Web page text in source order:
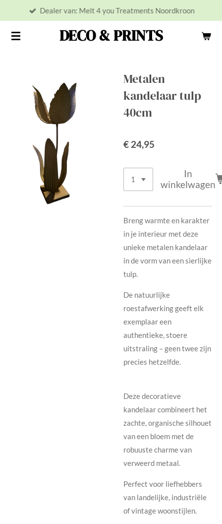
naar
DECO & PRINTS
Dealer van: Melt 4 you Treatments Noordkroon
Metalen
kandelaar tulp
40cm
€ 24,95
In
winkelwagen
Breng warmte en karakter
in je interieur met deze
unieke metalen kandelaar
in de vorm van een sierlijke
tulp.
De natuurlijke
roestafwerking geeft elk
exemplaar een
authentieke, stoere
uitstraling – geen twee zijn
precies hetzelfde.
Deze decoratieve
kandelaar combineert het
zachte, organische silhouet
van een bloem met de
robuuste charme van
verweerd metaal.
Perfect voor liefhebbers
van landelijke, industriële
of vintage woonstijlen.